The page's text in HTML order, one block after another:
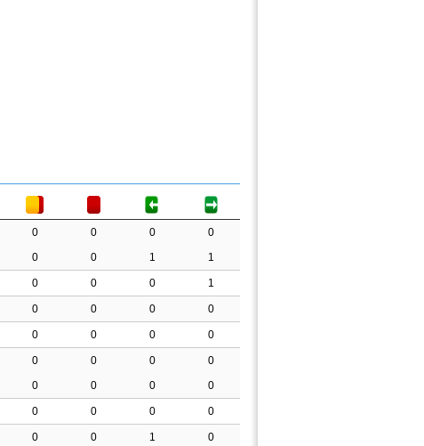
0 0 0
0
0 0 1 1
0 0 0 1
0 0 0 0
0 0 0 0
0 0 0
0
0 0 0 0
0 0 0 0
0 0 1
0